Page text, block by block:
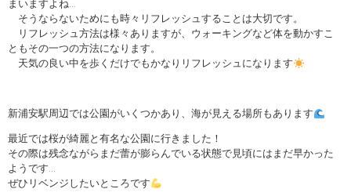
まいますよね…
そうならないためにも時々リフレッシュすることは大切です。
リフレッシュ方法は様々ありますが、ウォーキングなど体を動かすこ
ともその一つの方法になります。
天気の良い中を歩くだけでもかなりリフレッシュになります
新浦安駅周辺では公園がいくつかあり、海が見える場所もあります
最近では桜が綺麗と有名な公園に行きました！
その際は残念ながらまだ蕾が膨らんでいる状態で見頃にはまだ早かった
ようです…
ぜひリベンジしたいところです